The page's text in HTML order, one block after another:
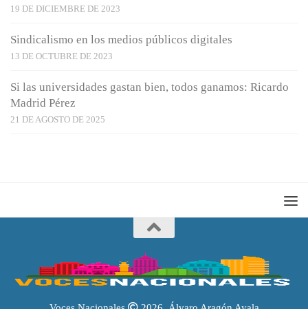
19 DE DICIEMBRE DE 2023
Sindicalismo en los medios públicos digitales
13 DE OCTUBRE DE 2023
Si las universidades gastan bien, todos ganamos: Ricardo
Madrid Pérez
21 DE AGOSTO DE 2025